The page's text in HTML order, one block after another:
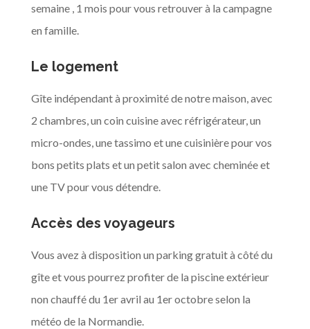
semaine , 1 mois pour vous retrouver à la campagne
en famille.
Le logement
Gîte indépendant à proximité de notre maison, avec
2 chambres, un coin cuisine avec réfrigérateur, un
micro-ondes, une tassimo et une cuisinière pour vos
bons petits plats et un petit salon avec cheminée et
une TV pour vous détendre.
Accès des voyageurs
Vous avez à disposition un parking gratuit à côté du
gîte et vous pourrez profiter de la piscine extérieur
non chauffé du 1er avril au 1er octobre selon la
météo de la Normandie.